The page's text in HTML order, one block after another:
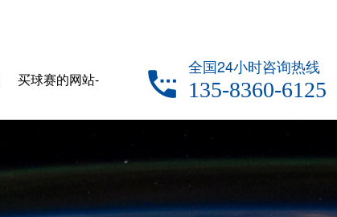
买球赛的网站-
全国24小时咨询热线
135-8360-6125